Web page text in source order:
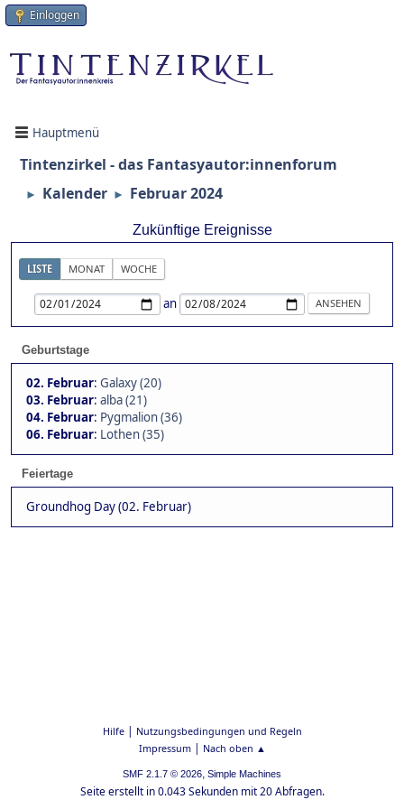
Einloggen
Hauptmenü
Tintenzirkel - das Fantasyautor:innenforum
► Kalender ► Februar 2024
Zukünftige Ereignisse
LISTE MONAT WOCHE
an
Geburtstage
02. Februar: Galaxy (20)
03. Februar: alba (21)
04. Februar: Pygmalion (36)
06. Februar: Lothen (35)
Feiertage
Groundhog Day (02. Februar)
Hilfe| Nutzungsbedingungen und Regeln
Impressum| Nach oben ▲
SMF 2.1.7 © 2026, Simple Machines
Seite erstellt in 0.043 Sekunden mit 20 Abfragen.